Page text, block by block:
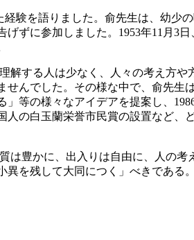
験を語りました。俞先生は、幼少
ずに参加しました。1953年11月3
解する人は少なく、人々の考え方や
んでした。その様な中で、俞先生
等の様々なアイデアを提案し、
の白玉蘭栄誉市民賞の設置など、
は豊かに、出入りは自由に、人の考
を残して大同につく」べきである